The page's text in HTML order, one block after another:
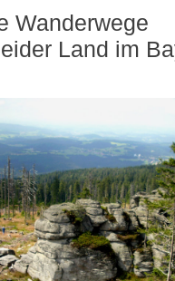
Wanderwege
Land im